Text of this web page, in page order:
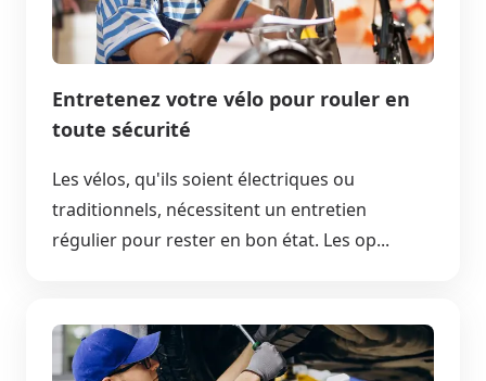
Entretenez votre vélo pour rouler en
toute sécurité
Les vélos, qu'ils soient électriques ou
traditionnels, nécessitent un entretien
régulier pour rester en bon état. Les op...